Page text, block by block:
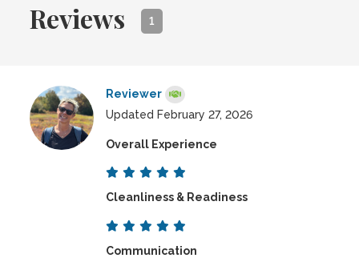
Reviews 1
Reviewer
Updated February 27, 2026
Overall Experience
Cleanliness & Readiness
Communication